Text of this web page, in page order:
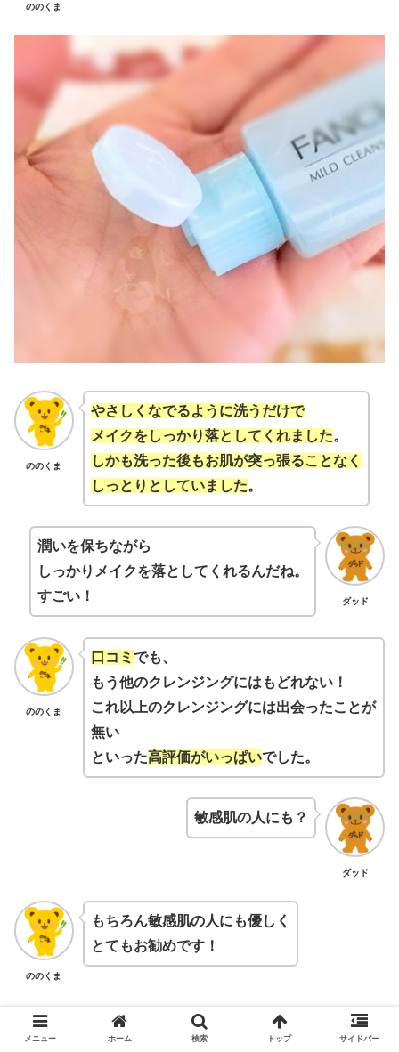
ののくま
ののくま
やさしくなでるように洗うだけで
メイクをしっかり落としてくれました。
しかも洗った後もお肌が突っ張ることなく
しっとりとしていました。
ダッド
潤いを保ちながら
しっかりメイクを落としてくれるんだね。
すごい！
ののくま
口コミ でも、
もう他のクレンジングにはもどれない！
これ以上のクレンジングには出会ったことが
無い
といった高評価がいっぱいでした。
ダッド
敏感肌の人にも？
ののくま
もちろん敏感肌の人にも優しく
とてもお勧めです！
アクネケア洗顔クリーム
メニュー ホーム 検索 トップ サイドバー